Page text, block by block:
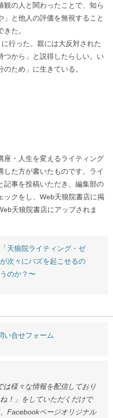
の人と関わったことで、知ら
と他人の評価を無視すること
た。
行った。親には大反対された
つから」と説得したらしい。い
ため」に生きている。
座・人生を変えるライティング
た方が書いたものです。ライ
記事を投稿いただき、編集部の
ックをし、Web天狼院書店に掲
天狼院書店にアップされま
天狼院ライティング・ゼ
次々にバズを起こせるの
のか？〜
い合せフォーム
は様々な情報を配信しており
！」をしていただくだけで
Facebookページオリジナル